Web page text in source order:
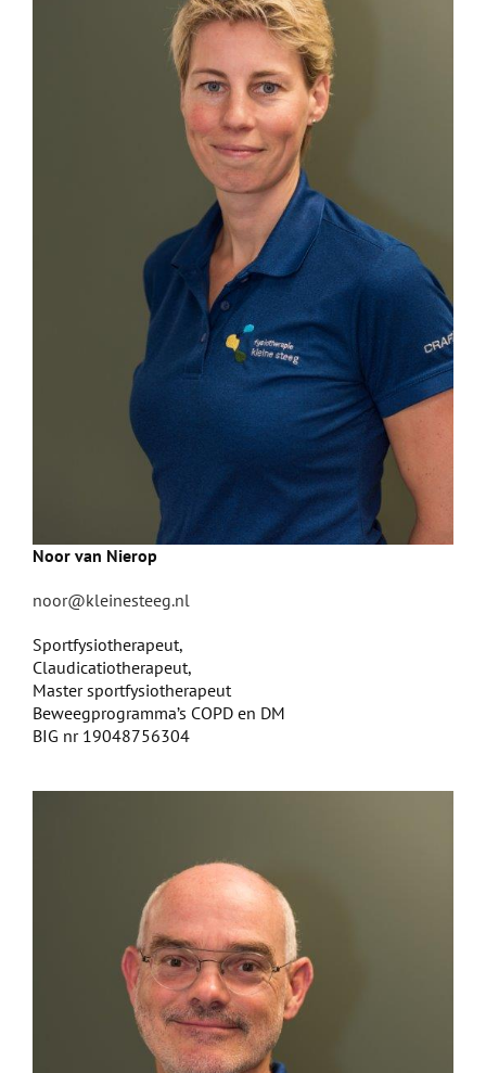
Noor van Nierop
noor@kleinesteeg.nl
Sportfysiotherapeut,
Claudicatiotherapeut,
Master sportfysiotherapeut
Beweegprogramma’s COPD en DM
BIG nr 19048756304